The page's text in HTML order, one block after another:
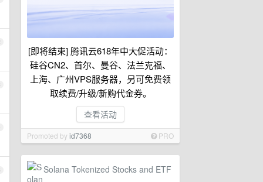
[即将结束] 腾讯云618年中大促活动：
硅谷CN2、首尔、曼谷、法兰克福、
上海、广州VPS服务器，另可免费领
取续费/升级/新购代金券。
查看活动
Promoted byid7368 PRO
Solana Tokenized Stocks and ETF